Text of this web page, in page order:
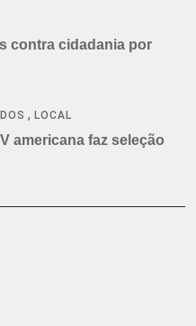
contra cidadania por
,LOCAL
americana faz seleção